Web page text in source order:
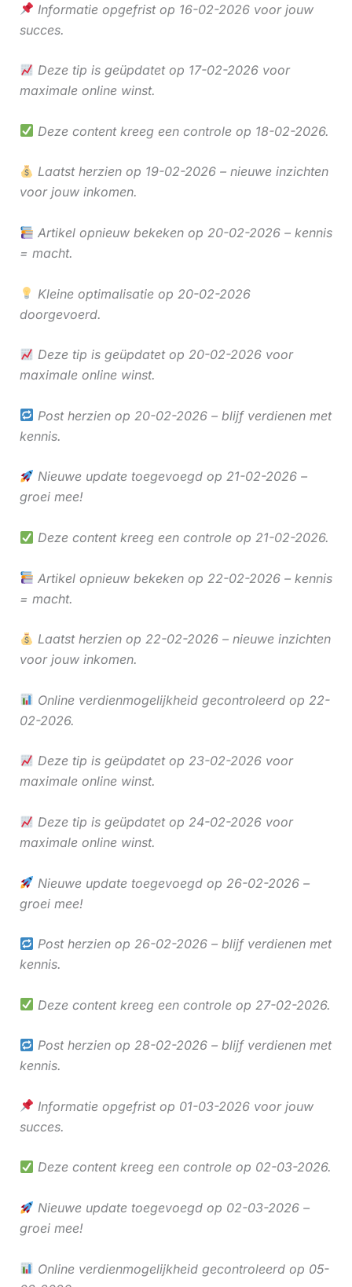
Informatie opgefrist op 16-02-2026 voor jouw
succes.
Deze tip is geüpdatet op 17-02-2026 voor
maximale online winst.
Deze content kreeg een controle op 18-02-2026.
Laatst herzien op 19-02-2026 – nieuwe inzichten
voor jouw inkomen.
Artikel opnieuw bekeken op 20-02-2026 – kennis
= macht.
Kleine optimalisatie op 20-02-2026
doorgevoerd.
Deze tip is geüpdatet op 20-02-2026 voor
maximale online winst.
Post herzien op 20-02-2026 – blijf verdienen met
kennis.
Nieuwe update toegevoegd op 21-02-2026 –
groei mee!
Deze content kreeg een controle op 21-02-2026.
Artikel opnieuw bekeken op 22-02-2026 – kennis
= macht.
Laatst herzien op 22-02-2026 – nieuwe inzichten
voor jouw inkomen.
Online verdienmogelijkheid gecontroleerd op 22-
02-2026.
Deze tip is geüpdatet op 23-02-2026 voor
maximale online winst.
Deze tip is geüpdatet op 24-02-2026 voor
maximale online winst.
Nieuwe update toegevoegd op 26-02-2026 –
groei mee!
Post herzien op 26-02-2026 – blijf verdienen met
kennis.
Deze content kreeg een controle op 27-02-2026.
Post herzien op 28-02-2026 – blijf verdienen met
kennis.
Informatie opgefrist op 01-03-2026 voor jouw
succes.
Deze content kreeg een controle op 02-03-2026.
Nieuwe update toegevoegd op 02-03-2026 –
groei mee!
Online verdienmogelijkheid gecontroleerd op 05-